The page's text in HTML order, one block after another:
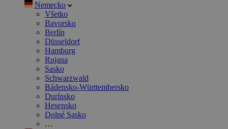
Nemecko
Všetko
Bavorsko
Berlín
Düsseldorf
Hamburg
Rujana
Sasko
Schwarzwald
Bádensko-Württembersko
Durínsko
Hesensko
Dolné Sasko
…